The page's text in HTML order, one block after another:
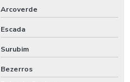
Arcoverde
Escada
Surubim
Bezerros